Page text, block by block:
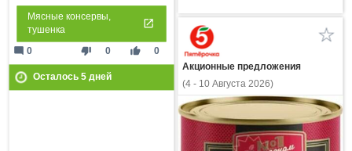
Мясные консервы,
тушенка
thumb_down 0 thumb_up 0
mode_comment 0
Осталось 5дней
Акционные предложения
(4 - 10 Августа 2026)